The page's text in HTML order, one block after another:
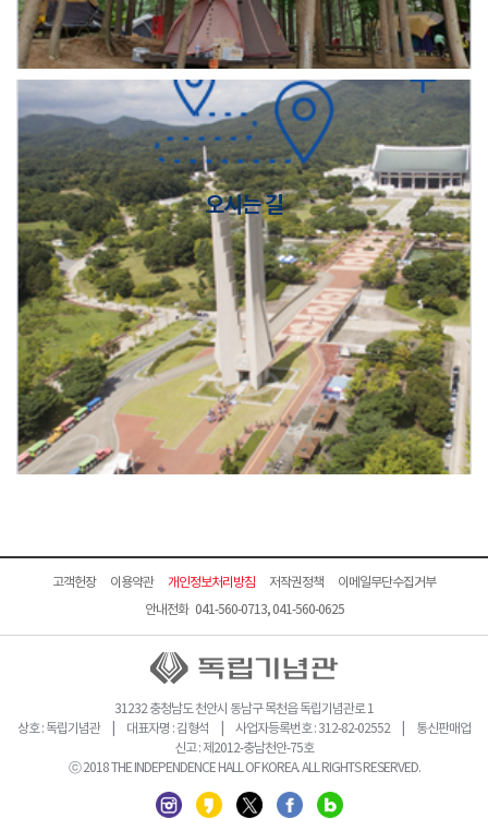
오시는 길
고객헌장 이용약관 개인정보처리방침 저작권정책
이메일무단수집거부
안내전화 041-560-0713, 041-560-0625
31232 충청남도 천안시 동남구 목천읍 독립기념관로 1
상호 : 독립기념관 | 대표자명 : 김형석 | 사업자등록번호 : 312-82-02552 | 통신판매업
신고 : 제2012-충남천안-75호
ⓒ 2018 THE INDEPENDENCE HALL OF KOREA. ALL RIGHTS RESERVED.